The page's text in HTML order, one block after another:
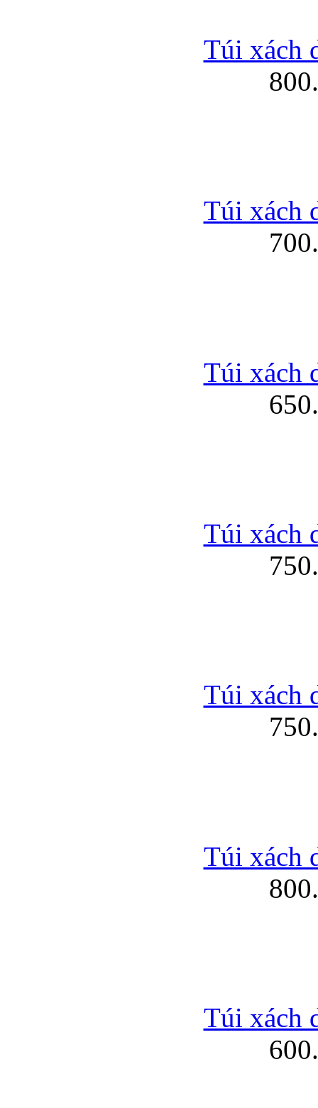
Túi xách
Túi xách
Túi xách
Túi xách
Túi xách
Túi xách
Túi xách